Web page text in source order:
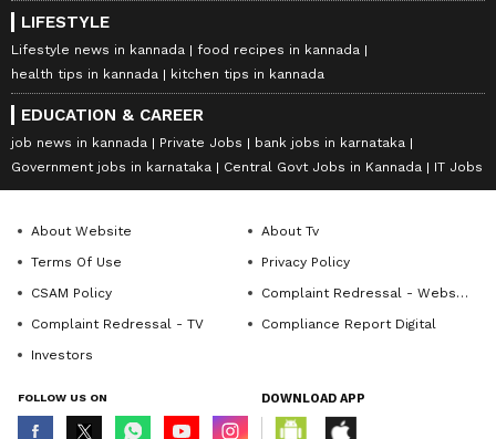
LIFESTYLE
Lifestyle news in kannada
food recipes in kannada
health tips in kannada
kitchen tips in kannada
EDUCATION & CAREER
job news in kannada Private Jobs
bank jobs in karnataka
Government jobs in karnataka
Central Govt Jobs in Kannada IT Jobs
About Website
About Tv
Terms Of Use
Privacy Policy
CSAM Policy
Complaint Redressal - Website
Complaint Redressal - TV
Compliance Report Digital
Investors
FOLLOW US ON DOWNLOAD APP